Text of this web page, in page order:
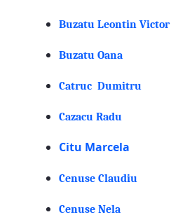
Buzatu Leontin Victor
Buzatu Oana
Catruc Dumitru
Cazacu Radu
Citu Marcela
Cenuse Claudiu
Cenuse Nela